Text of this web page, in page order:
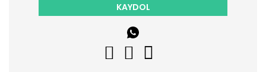
KAYDOL